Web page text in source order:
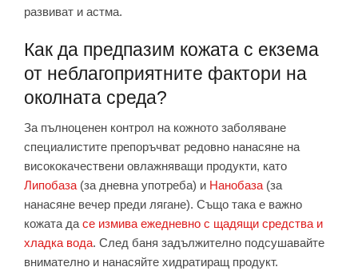
развиват и астма.
Как да предпазим кожата с екзема
от неблагоприятните фактори на
околната среда?
За пълноценен контрол на кожното заболяване
специалистите препоръчват редовно нанасяне на
висококачествени овлажняващи продукти, като
Липобаза (за дневна употреба) и Нанобаза (за
нанасяне вечер преди лягане). Също така е важно
кожата да се измива ежедневно с щадящи средства и
хладка вода. След баня задължително подсушавайте
внимателно и нанасяйте хидратиращ продукт.